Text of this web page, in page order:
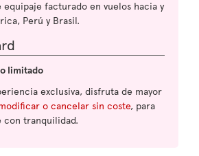
equipaje facturado en vuelos hacia y
Perú y Brasil.
limitado
exclusiva, disfruta de mayor
o cancelar sin coste, para
con tranquilidad.